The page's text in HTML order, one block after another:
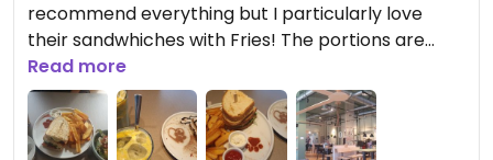
recommend everything but I particularly love
their sandwhiches with Fries! The portions are
huge and the taste wonderful.
And yes we did Spot some cats as well! But it can
get crowded, so be prepared to share your cat
experience with quite a few people:)
Read more